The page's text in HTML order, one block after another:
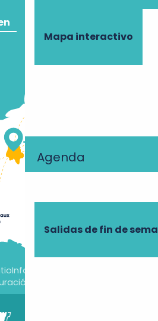
Mapa interactivo
Agenda
Salidas de fin de
Información jurídica
de cookies